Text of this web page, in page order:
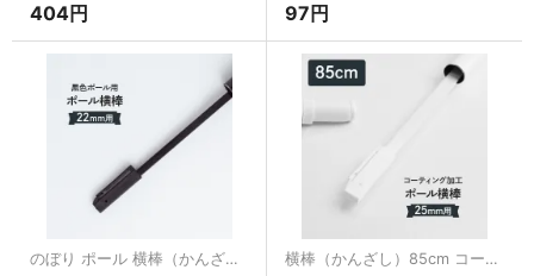
404円 97円
のぼり ポール 横棒（かんざし） 黒色 のぼりポール直径（Φ）22mm用 消耗品 横棒（かんざし）85cm コーティング加工 太いポール用 直径（Φ）25mm 消耗品